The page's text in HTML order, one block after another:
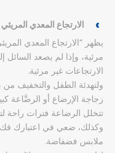
الارتجاع المعدي المريئي
يظهر “الارتجاع المعدي
مرئية، وإذا لم يصعد
الارتجاعات غير مرئية.
ولتهدئة الطفل والتخفيف من
زجاجة الإرضاع أو الرضَّاعة
تتخلل الرضاعة فترات راحة
وكذلك، ضعي في اعتبارك
ملابس فضفاضة.